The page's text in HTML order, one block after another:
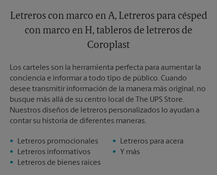
Letreros con marco en A, Letreros para césped
con marco en H, tableros de letreros de
Coroplast
Los carteles son la herramienta perfecta para aumentar la
conciencia e informar a todo tipo de público. Cuando
desee transmitir información de la manera más original, no
busque más allá de su centro local de The UPS Store.
Nuestros diseños de letreros personalizados lo ayudan a
contar su historia de diferentes maneras.
Letreros promocionales
Letreros informativos
Letreros de bienes raíces
Letreros para acera
Y más